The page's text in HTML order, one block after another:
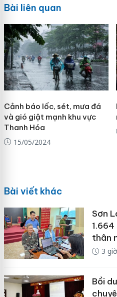
Bài liên quan
Cảnh báo lốc, sét, mưa đá
và gió giật mạnh khu vực
Thanh Hóa
15/05/2024
Bài viết khác
Sơn
1.664
thân
3
Bồi